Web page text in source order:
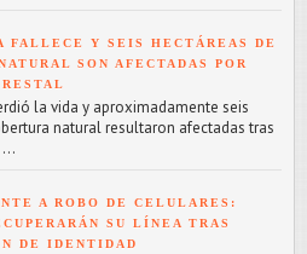
FALLECE Y SEIS HECTÁREAS DE
SON AFECTADAS POR
la vida y aproximadamente seis
natural resultaron afectadas tras
A ROBO DE CELULARES:
SU LÍNEA TRAS
DE IDENTIDAD